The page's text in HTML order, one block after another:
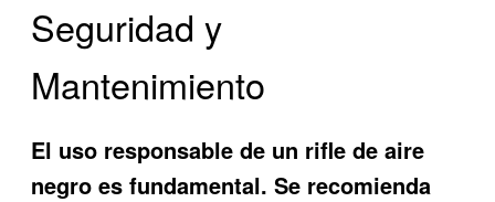
Seguridad y
Mantenimiento
El uso responsable de un rifle de aire
negro es fundamental. Se recomienda